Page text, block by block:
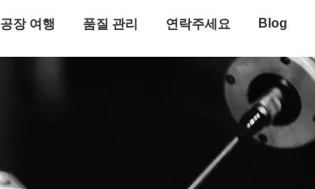
공장 여행 품질 관리 연락주세요 Blog